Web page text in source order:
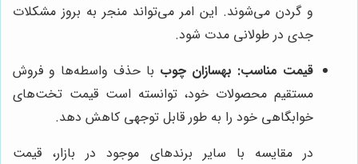
و گردن می‌شوند. این امر می‌تواند منجر به بروز مشکلات
جدی در طولانی مدت شود.
قیمت مناسب: بهسازان چوب با حذف واسطه‌ها و فروش
مستقیم محصولات خود، توانسته است قیمت تخت‌های
خوابگاهی خود را به طور قابل توجهی کاهش دهد.
در مقایسه با سایر برندهای موجود در بازار، قیمت